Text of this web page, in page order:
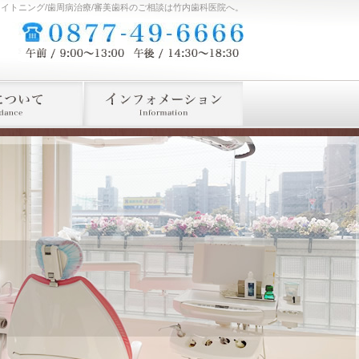
トニング/歯周病治療/審美歯科のご相談は竹内歯科医院へ。